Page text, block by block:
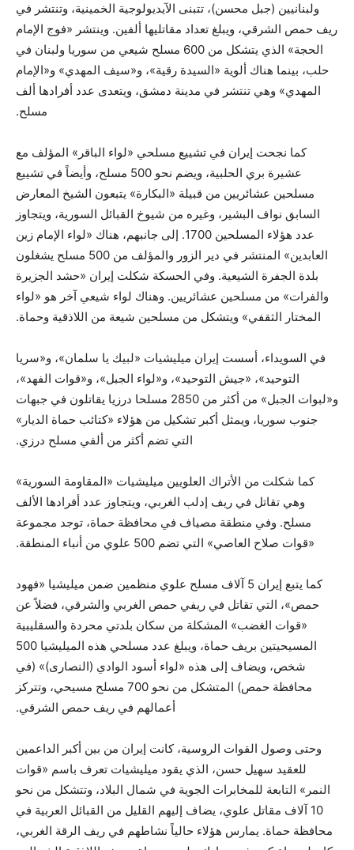
ولبنانيين (جبل محسن)، تتبنى الآيديولوجية الخمينية، وتنتشر في
ريف حمص الشرقي، ويبلغ تعداد مقاتليها ألفين. وينتشر «فوج الإمام
الحجة» الذي يتشكل من 600 مسلح شيعي من سوريا ولبنان في
حلب، بينما هناك ألوية «السيدة رقية»، و«سيف المهدي» و«الإمام
المهدي» وهي تنتشر في مدينة دمشق، ويتعدى عدد أفرادها ألف
مسلح.
كما نجحت إيران في تشييع مسلحي «لواء الباقر» المؤلف مع
عشيرة بري الحلبية، ويضم نحو 500 مسلح، وأيضاً في تشييع
مسلحين عشائريين من قبيلة «البكارة» يتبعون الشيخ المعارض
السابق نواف البشير، وغيره من شيوخ القبائل السورية، ويتجاوز
عدد هؤلاء المسلحين 1700. إلى جانبهم، هناك «لواء الإمام زين
العابدين» المنتشر في دير الزور والمؤلف من 500 مسلح يشغلون
بلدة الجفرة الشيعية. وفي الحسكة شكلت إيران «حشد الجزيرة
والفرات» من مسلحين عشائريين. وهناك لواء شيعي آخر هو «لواء
المختار الثقفي» ويتشكل من مسلحين شيعة من اللاذقية وحماة.
في السويداء، أسست إيران ميليشيات «لبيك يا سلمان»، و«سريا
التوحيد»، «جيش التوحيد»، و«لواء الجبل»، و«قوات الفهد»،
و«لبوات الجبل» من أكثر من 2850 مسلحا درزيا يقاتلون في جبهات
جنوب سوريا، ويمثل أكبر تشكيل من هؤلاء «كتائب حماة الديار»
التي تضم أكثر من ألفي مسلح درزي.
كما شكلت من الأتراك العلويين ميليشيات «المقاومة السورية»
وهي تقاتل في ريف إدلب الغربي، ويتجاوز عدد أفرادها الألف
مسلح. وفي منطقة مصياف في محافظة حماة، توجد مجموعة
«قوات صلاح العاصي» التي تضم 500 علوي من أنباء المنطقة.
كما يتبع إيران 5 آلاف مسلح علوي منظمين ضمن ميليشيا «فهود
حمص»، التي تقاتل في ريفي حمص الغربي والشرقي، فضلاً عن
«قوات الغضب» المشكلة من سكان بلدتي محردة والسقليبية
المسيحيتين بريف حماة، ويبلغ عدد مسلحي هذه الميليشيا 500
شخص، ويضاف إلى هذه «لواء أسود الوادي (النصارى)» (في
محافظة حمص) المتشكل من نحو 700 مسلح مسيحي، وتتركز
أعمالهم في ريف حمص الشرقي.
وحتى وصول القوات الروسية، كانت إيران من بين أكبر الداعمين
للعقيد سهيل حسن، الذي يقود ميليشيات تعرف باسم «قوات
النمر» التابعة للمخابرات الجوية في شمال البلاد، وتتشكل من نحو
10 آلاف مقاتل علوي، يضاف إليهم القليل من القبائل العربية في
محافظة حماة. يمارس هؤلاء حالياً نشاطهم في ريف الرقة الغربي،